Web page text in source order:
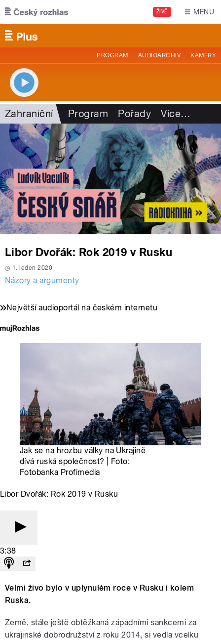
Přejít k hlavnímu obsahu
ŽIVĚ MENU
PROGRAM AUDIOARCHIV KAMERY
Zahraniční Program Pořady Více…
Libor Dvořák: Rok 2019 v Rusku
1. leden 2020
Názory a argumenty
Největší audioportál na českém internetu
Jak se na hrozbu války na Ukrajině
dívá ruská společnost? | Foto:
Fotobanka Profimedia
Libor Dvořák: Rok 2019 v Rusku
3:38
Velmi živo bylo v uplynulém roce v Rusku i kolem
Ruska.
Země, stále ještě obtěžkaná západními sankcemi za
ukrajinské dobrodružství z roku 2014, si vedla vcelku